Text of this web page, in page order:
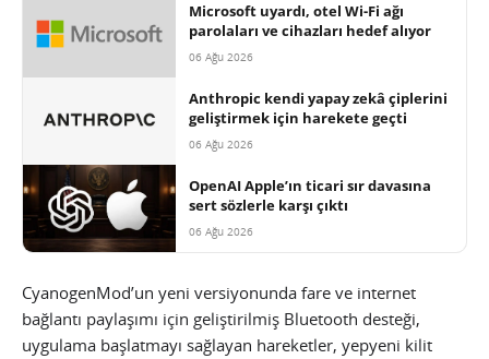
Microsoft uyardı, otel Wi-Fi ağı
parolaları ve cihazları hedef alıyor
06 Ağu 2026
Anthropic kendi yapay zekâ çiplerini
geliştirmek için harekete geçti
06 Ağu 2026
OpenAI Apple’ın ticari sır davasına
sert sözlerle karşı çıktı
06 Ağu 2026
CyanogenMod’un yeni versiyonunda fare ve internet
bağlantı paylaşımı için geliştirilmiş Bluetooth desteği,
uygulama başlatmayı sağlayan hareketler, yepyeni kilit